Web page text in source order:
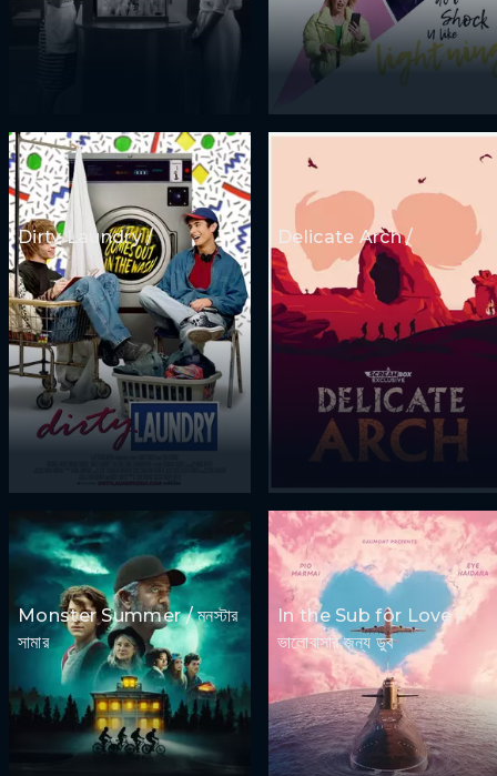
Dirty Laundry / Delicate Arch /
Monster Summer / মনস্টার
সামার
In the Sub for Love /
ভালোবাসার জন্য ডুব